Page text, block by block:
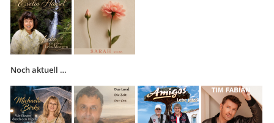
Noch aktuell …